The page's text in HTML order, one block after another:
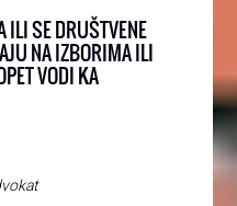
SE DRUŠTVENE
NA IZBORIMA ILI
VODI KA